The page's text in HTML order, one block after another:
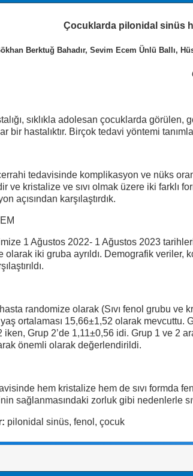
Çocuklarda pilonidal sinüs
Berktuğ Bahadır, Sevim Ecem Ünlü Ballı,
sıklıkla adolesan çocuklarda
bir hastalıktır. Birçok tedavi yöntemi
tedavisinde komplikasyon ve nüks
ve kristalize ve sıvı olmak üzere iki farklı
açısından karşılaştırdık.
1 Ağustos 2022- 1 Ağustos 2023
olarak iki gruba ayrıldı. Demografik
randomize olarak (Sıvı fenol grubu ve
ortalaması 15,66±1,52 olarak mevcuttu.
Grup 2’de 1,11±0,56 idi. Grup 1 ve 2
önemli olarak değerlendirildi.
hem kristalize hem de sıvı formda
sağlanmasındaki zorluk gibi nedenlerle
pilonidal sinüs, fenol, çocuk